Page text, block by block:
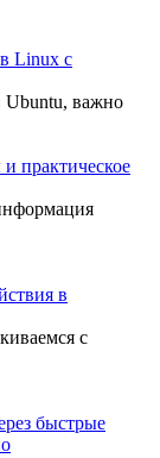
Linux с
Ubuntu, важно
практическое
в
с
быстрые